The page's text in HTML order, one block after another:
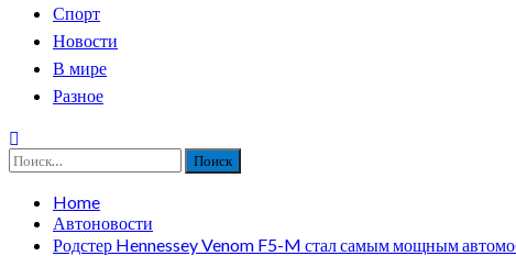
Спорт
Новости
В мире
Разное
Найти:
Home
Автоновости
Родстер Hennessey Venom F5-M стал самым мощным